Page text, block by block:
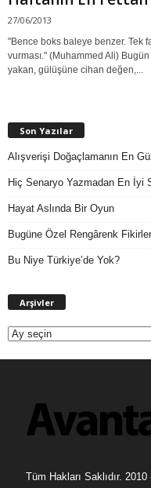
27/06/2013
"Bence boks baleye benzer. Tek
vurması." (Muhammed Ali)
yakan, gülüşüne cihan değen,...
Son Yazılar
Alışverişi Doğaçlamanın En
Hiç Senaryo Yazmadan En İyi
Hayat Aslında Bir Oyun
Bugüne Özel Rengârenk Fikirler
Bu Niye Türkiye’de Yok?
Arşivler
Tüm Hakları Saklıdır.